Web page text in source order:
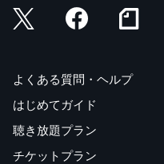
よくある質問・ヘルプ
はじめてガイド
聴き放題プラン
チケットプラン